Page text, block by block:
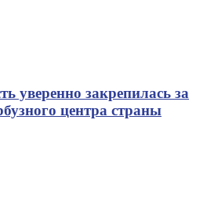
уверенно закрепилась за
центра страны